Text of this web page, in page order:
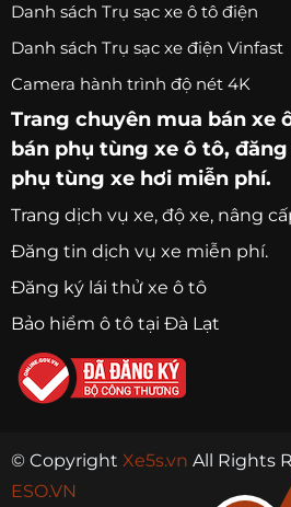
Danh sách Trụ sạc xe ô tô điện
Danh sách Trụ sạc xe điện Vinfast
Camera hành trình độ nét 4K
Trang chuyên mua bán xe
bán phụ tùng xe ô tô,
phụ tùng xe hơi miễn phí.
Trang dịch vụ xe, độ xe, nâng
Đăng tin dịch vụ xe miễn phí.
Đăng ký lái thử xe ô tô
Bảo hiểm ô tô tại Đà Lạt
© Copyright Xe5s.vn All Rights
ESO.VN